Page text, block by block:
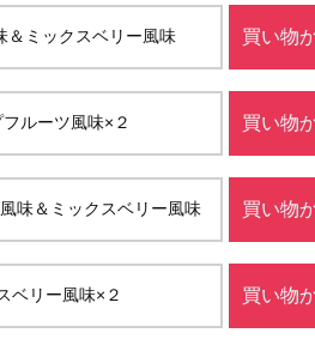
＆ミックスベリー風味 買い物
ルーツ風味×２ 買い物
味＆ミックスベリー風味 買い物
ベリー風味×２ 買い物